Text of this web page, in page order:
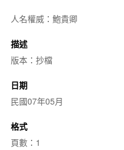
人名權威：鮑貴卿
描述
版本：抄檔
日期
民國07年05月
格式
頁數：1